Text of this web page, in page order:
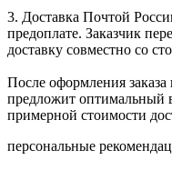
3. Доставка Почтой
предоплате. Заказчик
доставку совместно со
После оформления
предложит оптимальный
примерной стоимости
персональные